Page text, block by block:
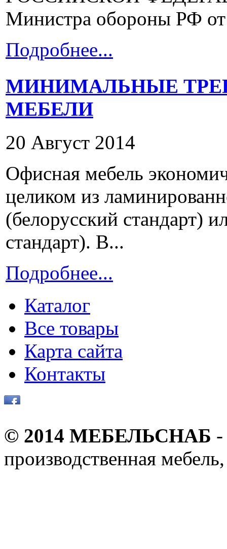
Министра обороны РФ
Подробнее...
МИНИМАЛЬНЫЕ
МЕБЕЛИ
20 Август 2014
Офисная мебель
целиком из
(белорусский стандарт)
стандарт). В...
Подробнее...
Каталог
Все товары
Карта сайта
Контакты
© 2014 МЕБЕЛЬСНАБ -
производственная